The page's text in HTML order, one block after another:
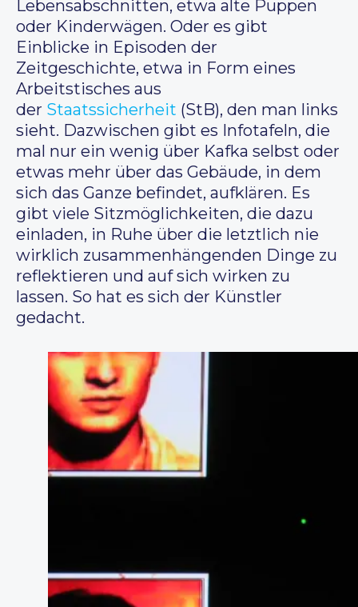
Lebensabschnitten, etwa alte Puppen
oder Kinderwägen. Oder es gibt
Einblicke in Episoden der
Zeitgeschichte, etwa in Form eines
Arbeitstisches aus
der Staatssicherheit (StB), den man links
sieht. Dazwischen gibt es Infotafeln, die
mal nur ein wenig über Kafka selbst oder
etwas mehr über das Gebäude, in dem
sich das Ganze befindet, aufklären. Es
gibt viele Sitzmöglichkeiten, die dazu
einladen, in Ruhe über die letztlich nie
wirklich zusammenhängenden Dinge zu
reflektieren und auf sich wirken zu
lassen. So hat es sich der Künstler
gedacht.